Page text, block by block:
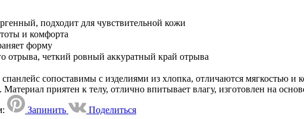
подходит для чувствительной кожи
и комфорта
форму
отрыва, четкий ровный аккуратный край отрыва
сопоставимы с изделиями из хлопка, отличаются мягкостью
приятен к телу, отлично впитывает влагу, изготовлен на
Запинить Поделиться